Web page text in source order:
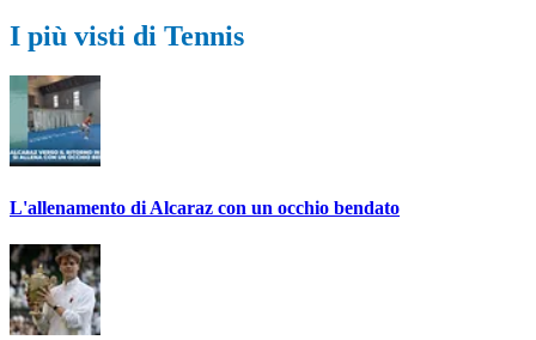
I più visti di Tennis
L'allenamento di Alcaraz con un occhio bendato